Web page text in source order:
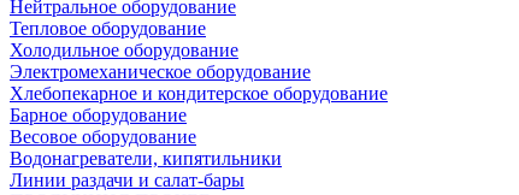
Нейтральное оборудование
Тепловое оборудование
Холодильное оборудование
Электромеханическое оборудование
Хлебопекарное и кондитерское оборудование
Барное оборудование
Весовое оборудование
Водонагреватели, кипятильники
Линии раздачи и салат-бары